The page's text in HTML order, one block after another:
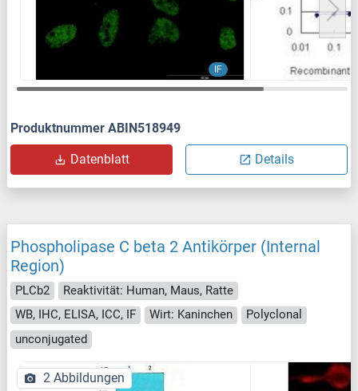
IF
Produktnummer ABIN518949
Datenblatt Details
Phospholipase C beta 2 Antikörper (Internal
Region)
PLCb2
Reaktivität: Human, Maus, Ratte
WB, IHC, ELISA, ICC, IF
Wirt: Kaninchen
Polyclonal
unconjugated
2 Abbildungen